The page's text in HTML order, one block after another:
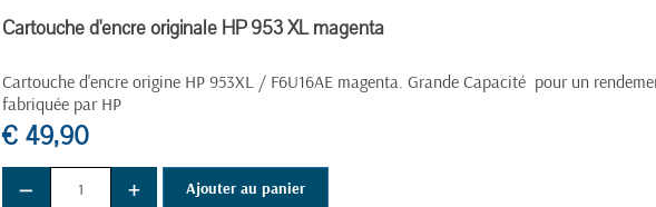
Cartouche d'encre originale HP 953 XL magenta
Cartouche d'encre origine HP 953XL / F6U16AE magenta. Grande Capacité pour un
fabriquée par HP
€ 49,90
− + Ajouter au panier